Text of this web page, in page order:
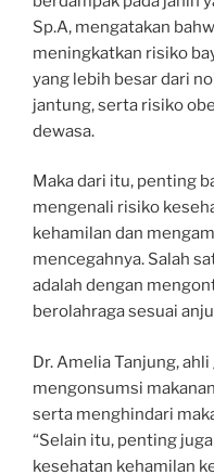
Sp.A, mengatakan
meningkatkan risiko
yang lebih besar dari
jantung, serta risiko
dewasa.
Maka dari itu, penting
mengenali risiko
kehamilan dan
mencegahnya. Salah
adalah dengan
berolahraga sesuai
Dr. Amelia Tanjung,
mengonsumsi
serta menghindari
“Selain itu, penting
kesehatan kehamilan